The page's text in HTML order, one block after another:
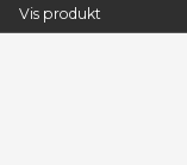
Vis produkt